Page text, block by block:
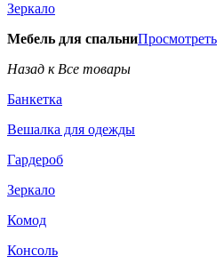
Зеркало
Мебель для спальниПросмотреть
Назад к Все товары
Банкетка
Вешалка для одежды
Гардероб
Зеркало
Комод
Консоль